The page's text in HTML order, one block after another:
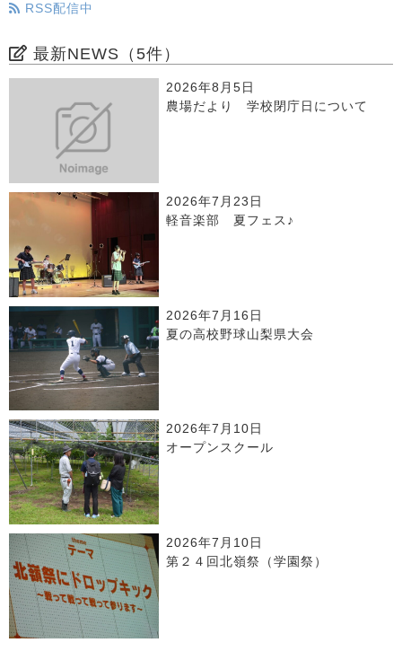
RSS配信中
最新NEWS（5件）
2026年8月5日
農場だより 学校閉庁日について
2026年7月23日
軽音楽部 夏フェス♪
2026年7月16日
夏の高校野球山梨県大会
2026年7月10日
オープンスクール
2026年7月10日
第２４回北嶺祭（学園祭）